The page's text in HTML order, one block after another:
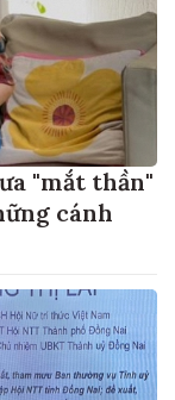
"mắt thần"
cánh